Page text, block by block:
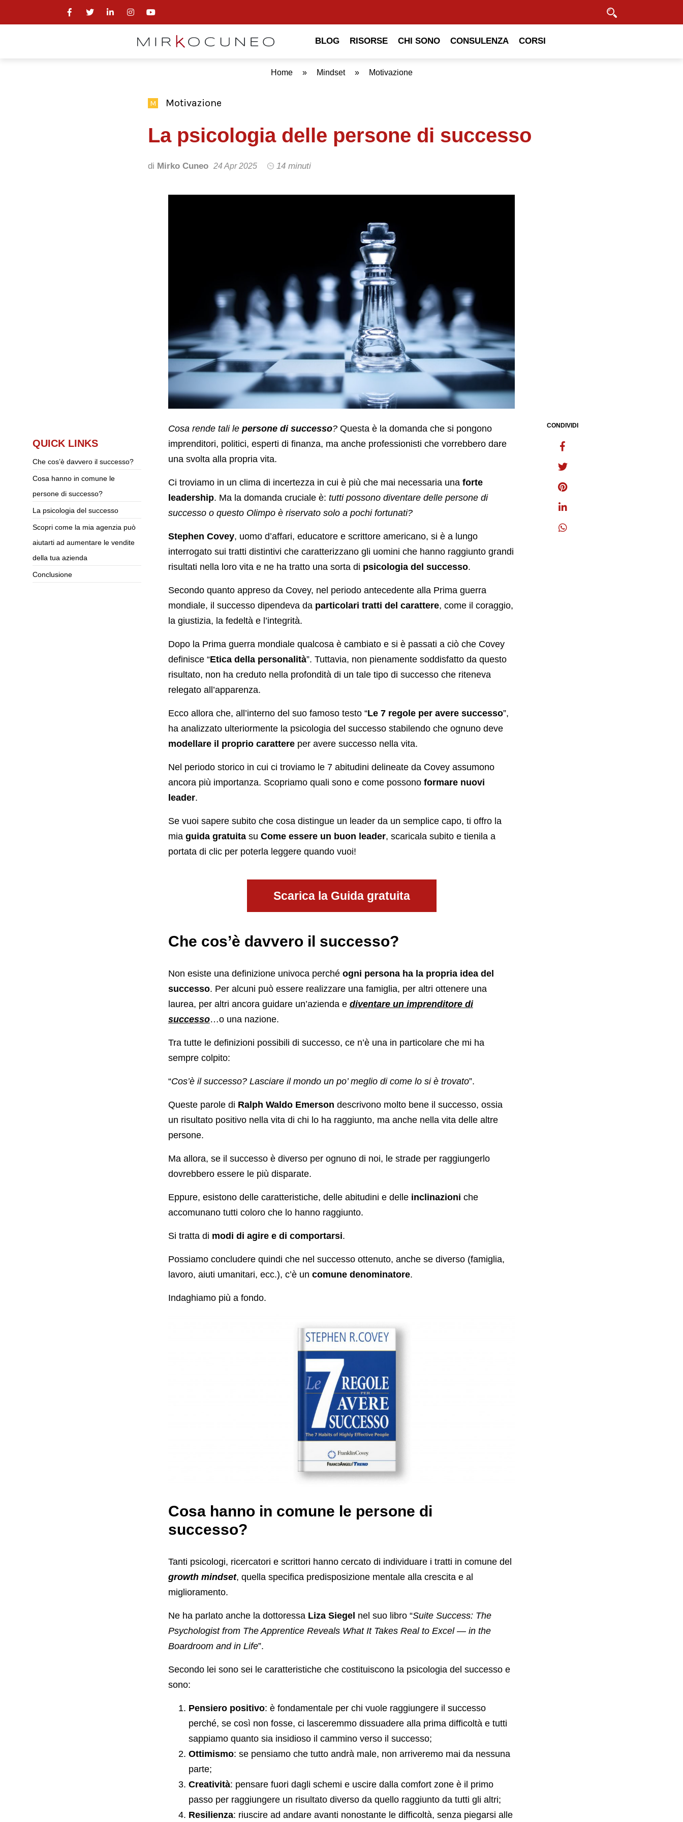
BLOG RISORSE CHI SONO CONSULENZA CORSI
Home » Mindset » Motivazione
M Motivazione
La psicologia delle persone di successo
di Mirko Cuneo 24 Apr 2025 14 minuti
QUICK LINKS
Che cos’è davvero il successo?
Cosa hanno in comune le
persone di successo?
La psicologia del successo
Scopri come la mia agenzia può
aiutarti ad aumentare le vendite
della tua azienda
Conclusione
Cosa rende tali le persone di successo?Questa è la domanda che si pongono
imprenditori, politici, esperti di finanza, ma anche professionisti che vorrebbero dare
una svolta alla propria vita.
Ci troviamo in un clima di incertezza in cui è più che mai necessaria una forte
leadership. Ma la domanda cruciale è: tutti possono diventare delle persone di
successo o questo Olimpo è riservato solo a pochi fortunati?
Stephen Covey, uomo d’affari, educatore e scrittore americano, si è a lungo
interrogato sui tratti distintivi che caratterizzano gli uomini che hanno raggiunto grandi
risultati nella loro vita e ne ha tratto una sorta di psicologia del successo.
Secondo quanto appreso da Covey, nel periodo antecedente alla Prima guerra
mondiale, il successo dipendeva da particolari tratti del carattere, come il coraggio,
la giustizia, la fedeltà e l’integrità.
Dopo la Prima guerra mondiale qualcosa è cambiato e si è passati a ciò che Covey
definisce “Etica della personalità”. Tuttavia, non pienamente soddisfatto da questo
risultato, non ha creduto nella profondità di un tale tipo di successo che riteneva
relegato all’apparenza.
Ecco allora che, all’interno del suo famoso testo “Le 7 regole per avere successo”,
ha analizzato ulteriormente la psicologia del successo stabilendo che ognuno deve
modellare il proprio carattereper avere successo nella vita.
Nel periodo storico in cui ci troviamo le 7 abitudini delineate da Covey assumono
ancora più importanza. Scopriamo quali sono e come possono formare nuovi
leader.
Se vuoi sapere subito che cosa distingue un leader da un semplice capo, ti offro la
mia guida gratuitasu Come essere un buon leader, scaricala subito e tienila a
portata di clic per poterla leggere quando vuoi!
Scarica la Guida gratuita
Che cos’è davvero il successo?
Non esiste una definizione univoca perché ogni persona ha la propria idea del
successo. Per alcuni può essere realizzare una famiglia, per altri ottenere una
laurea, per altri ancora guidare un’azienda e diventare un imprenditore di
successo…o una nazione.
Tra tutte le definizioni possibili di successo, ce n’è una in particolare che mi ha
sempre colpito:
“Cos’è il successo? Lasciare il mondo un po’ meglio di come lo si è trovato”.
Queste parole di Ralph Waldo Emerson descrivono molto bene il successo, ossia
un risultato positivo nella vita di chi lo ha raggiunto, ma anche nella vita delle altre
persone.
Ma allora, se il successo è diverso per ognuno di noi, le strade per raggiungerlo
dovrebbero essere le più disparate.
Eppure, esistono delle caratteristiche, delle abitudini e delle inclinazioni che
accomunano tutti coloro che lo hanno raggiunto.
Si tratta di modi di agire e di comportarsi.
Possiamo concludere quindi che nel successo ottenuto, anche se diverso (famiglia,
lavoro, aiuti umanitari, ecc.), c’è un comune denominatore.
Indaghiamo più a fondo.
Cosa hanno in comune le persone di
successo?
Tanti psicologi, ricercatori e scrittori hanno cercato di individuare i tratti in comune del
growth mindset, quella specifica predisposizione mentale alla crescita e al
miglioramento.
Ne ha parlato anche la dottoressa Liza Siegel nel suo libro “Suite Success: The
Psychologist from The Apprentice Reveals What It Takes Real to Excel — in the
Boardroom and in Life”.
Secondo lei sono sei le caratteristiche che costituiscono la psicologia del successo e
sono:
Pensiero positivo: è fondamentale per chi vuole raggiungere il successo
perché, se così non fosse, ci lasceremmo dissuadere alla prima difficoltà e tutti
sappiamo quanto sia insidioso il cammino verso il successo;
Ottimismo: se pensiamo che tutto andrà male, non arriveremo mai da nessuna
parte;
Creatività: pensare fuori dagli schemi e uscire dalla comfort zone è il primo
passo per raggiungere un risultato diverso da quello raggiunto da tutti gli altri;
Resilienza: riuscire ad andare avanti nonostante le difficoltà, senza piegarsi alle
CONDIVIDI